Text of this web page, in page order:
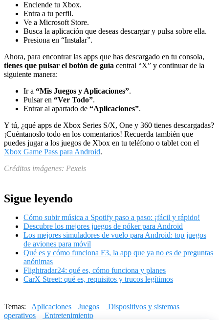
Enciende tu Xbox.
Entra a tu perfil.
Ve a Microsoft Store.
Busca la aplicación que deseas descargar y pulsa sobre ella.
Presiona en “Instalar”.
Ahora, para encontrar las apps que has descargado en tu consola,
tienes que pulsar el botón de guía central “X” y continuar de la
siguiente manera:
Ir a “Mis Juegos y Aplicaciones”.
Pulsar en “Ver Todo”.
Entrar al apartado de “Aplicaciones”.
Y tú, ¿qué apps de Xbox Series S/X, One y 360 tienes descargadas?
¡Cuéntanoslo todo en los comentarios! Recuerda también que
puedes jugar a los juegos de Xbox en tu teléfono o tablet con el
Xbox Game Pass para Android.
Créditos imágenes: Pexels
Sigue leyendo
Cómo subir música a Spotify paso a paso: ¡fácil y rápido!
Descubre los mejores juegos de póker para Android
Los mejores simuladores de vuelo para Android: top juegos
de aviones para móvil
Qué es y cómo funciona F3, la app que ya no es de preguntas
anónimas
Flightradar24: qué es, cómo funciona y planes
CarX Street: qué es, requisitos y trucos legítimos
Temas: Aplicaciones Juegos
Dispositivos y sistemas
operativos
Entretenimiento